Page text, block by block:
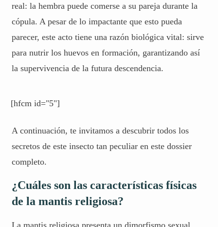
real: la hembra puede comerse a su pareja durante la
cópula. A pesar de lo impactante que esto pueda
parecer, este acto tiene una razón biológica vital: sirve
para nutrir los huevos en formación, garantizando así
la supervivencia de la futura descendencia.
[hfcm id="5"]
A continuación, te invitamos a descubrir todos los
secretos de este insecto tan peculiar en este dossier
completo.
¿Cuáles son las características físicas
de la mantis religiosa?